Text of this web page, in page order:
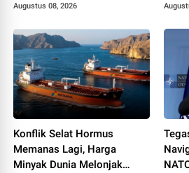
Augustus 08, 2026
Konflik Selat Hormus
Memanas Lagi, Harga
Minyak Dunia Melonjak